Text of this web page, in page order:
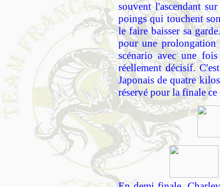
souvent l'ascendant
poings qui touchent
le faire baisser sa
pour une
scénario avec une
réellement décisif.
Japonais de quatre
réservé pour la finale